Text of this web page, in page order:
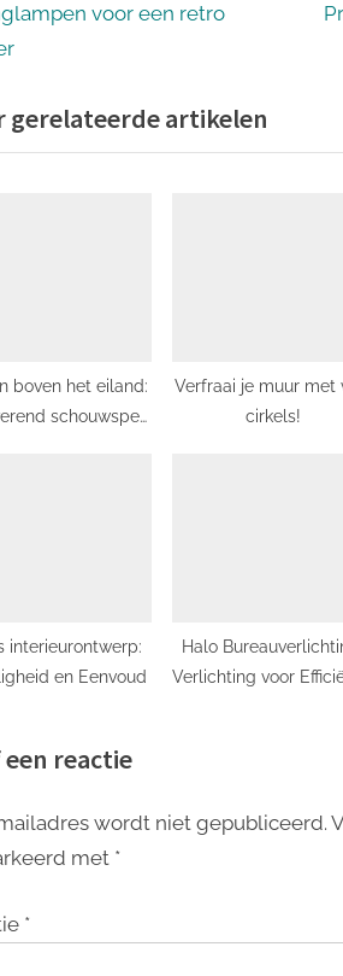
voor een retro
o
gerelateerde artikelen
boven het eiland:
schouwspel
Verfraai je muur met
cirkels!
interieurontwerp:
en Eenvoud
Halo
Verlichting voor
een reactie
wordt niet gepubliceerd.
met *
*